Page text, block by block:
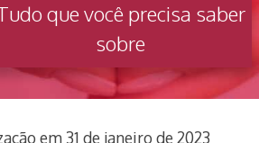
que você precisa saber
sobre
em 31 de janeiro de 2023